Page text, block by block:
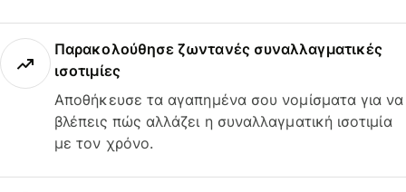
Παρακολούθησε ζωντανές συναλλαγματικές
ισοτιμίες
Αποθήκευσε τα αγαπημένα σου νομίσματα για να
βλέπεις πώς αλλάζει η συναλλαγματική ισοτιμία
με τον χρόνο.